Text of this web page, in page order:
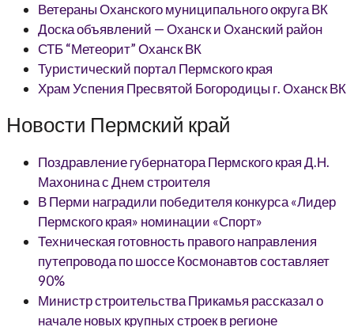
Ветераны Оханского муниципального округа ВК
Доска объявлений — Оханск и Оханский район
СТБ “Метеорит” Оханск ВК
Туристический портал Пермского края
Храм Успения Пресвятой Богородицы г. Оханск ВК
Новости Пермский край
Поздравление губернатора Пермского края Д.Н.
Махонина с Днем строителя
В Перми наградили победителя конкурса «Лидер
Пермского края» номинации «Спорт»
Техническая готовность правого направления
путепровода по шоссе Космонавтов составляет
90%
Министр строительства Прикамья рассказал о
начале новых крупных строек в регионе